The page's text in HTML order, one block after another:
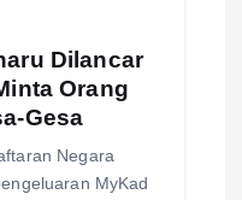
Dilancar
Orang
Gesa
Negara
MyKad